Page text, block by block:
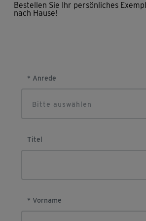
Bestellen Sie Ihr persönliches
nach Hause!
* Anrede
Bitte auswählen
Titel
* Vorname